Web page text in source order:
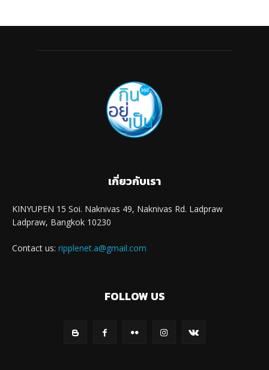
เกี่ยวกับเรา
KINYUPEN 15 Soi. Naknivas 49, Naknivas Rd. Ladpraw
Ladpraw, Bangkok 10230
Contact us: ripplenet.a@gmail.com
FOLLOW US